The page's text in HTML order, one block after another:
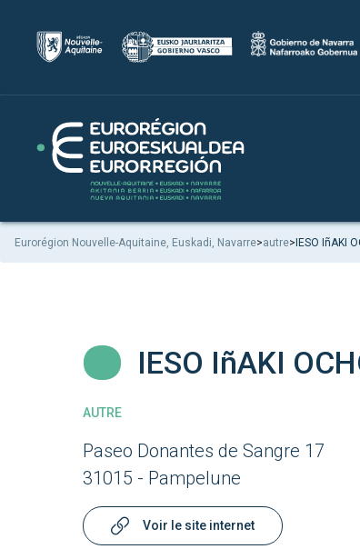
Eurorégion Nouvelle-Aquitaine, Euskadi, Navarre>autre>IESO IñAKI
IESO IñAKI
AUTRE
Paseo Donantes de Sangre 17
31015 - Pampelune
Voir le site internet